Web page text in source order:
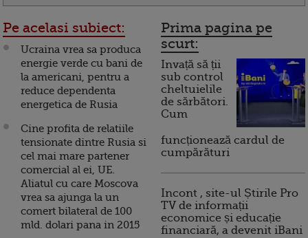
Pe acelasi subiect:
Ucraina vrea sa produca
energie verde cu bani de
la americani, pentru a
reduce dependenta
energetica de Rusia
Cine profita de relatiile
tensionate dintre Rusia si
cel mai mare partener
comercial al ei, UE.
Aliatul cu care Moscova
vrea sa ajunga la un
comert bilateral de 100
mld. dolari pana in 2015
Prima pagina pe
scurt:
Invață să ții
sub control
cheltuielile
de sărbători.
Cum
funcționează cardul de
cumpărături
Incont , site-ul Știrile Pro
TV de informații
economice și educație
financiară, a devenit iBani